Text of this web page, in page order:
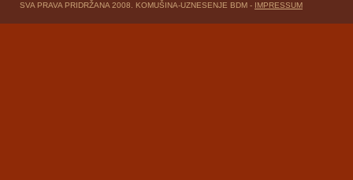
SVA PRAVA PRIDRŽANA 2008. KOMUŠINA-UZNESENJE BDM - IMPRESSUM